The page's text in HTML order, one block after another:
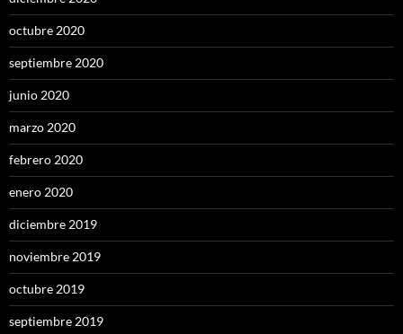
octubre 2020
septiembre 2020
junio 2020
marzo 2020
febrero 2020
enero 2020
diciembre 2019
noviembre 2019
octubre 2019
septiembre 2019